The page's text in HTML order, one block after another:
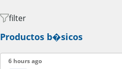
filter
Productos b�sicos
6 hours ago